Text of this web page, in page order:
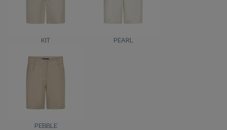
KIT PEARL
PEBBLE